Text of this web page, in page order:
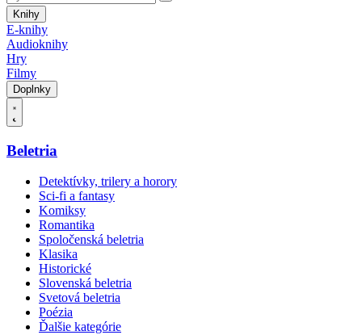
Knihy
E-knihy
Audioknihy
Hry
Filmy
Doplnky
Beletria
Detektívky, trilery a horory
Sci-fi a fantasy
Komiksy
Romantika
Spoločenská beletria
Klasika
Historické
Slovenská beletria
Svetová beletria
Poézia
Ďalšie kategórie